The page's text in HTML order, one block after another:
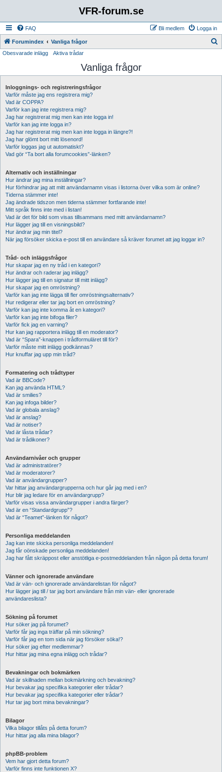
VFR-forum.se
FAQ Logga in
Bli medlem
Forumindex Vanliga frågor
Obesvarade inlägg Aktiva trådar
Vanliga frågor
Inloggnings- och registreringsfrågor
Varför måste jag ens registrera mig?
Vad är COPPA?
Varför kan jag inte registrera mig?
Jag har registrerat mig men kan inte logga in!
Varför kan jag inte logga in?
Jag har registrerat mig men kan inte logga in längre?!
Jag har glömt bort mitt lösenord!
Varför loggas jag ut automatiskt?
Vad gör “Ta bort alla forumcookies”-länken?
Alternativ och inställningar
Hur ändrar jag mina inställningar?
Hur förhindrar jag att mitt användarnamn visas i listorna över vilka som är online?
Tiderna stämmer inte!
Jag ändrade tidszon men tiderna stämmer fortfarande inte!
Mitt språk finns inte med i listan!
Vad är det för bild som visas tillsammans med mitt användarnamn?
Hur lägger jag till en visningsbild?
Hur ändrar jag min titel?
När jag försöker skicka e-post till en användare så kräver forumet att jag loggar in?
Tråd- och inläggsfrågor
Hur skapar jag en ny tråd i en kategori?
Hur ändrar och raderar jag inlägg?
Hur lägger jag till en signatur till mitt inlägg?
Hur skapar jag en omröstning?
Varför kan jag inte lägga till fler omröstningsalternativ?
Hur redigerar eller tar jag bort en omröstning?
Varför kan jag inte komma åt en kategori?
Varför kan jag inte bifoga filer?
Varför fick jag en varning?
Hur kan jag rapportera inlägg till en moderator?
Vad är “Spara”-knappen i trådformuläret till för?
Varför måste mitt inlägg godkännas?
Hur knuffar jag upp min tråd?
Formatering och trådtyper
Vad är BBCode?
Kan jag använda HTML?
Vad är smilies?
Kan jag infoga bilder?
Vad är globala anslag?
Vad är anslag?
Vad är notiser?
Vad är låsta trådar?
Vad är trådikoner?
Användarnivåer och grupper
Vad är administratörer?
Vad är moderatorer?
Vad är användargrupper?
Var hittar jag användargrupperna och hur går jag med i en?
Hur blir jag ledare för en användargrupp?
Varför visas vissa användargrupper i andra färger?
Vad är en “Standardgrupp”?
Vad är “Teamet”-länken för något?
Personliga meddelanden
Jag kan inte skicka personliga meddelanden!
Jag får oönskade personliga meddelanden!
Jag har fått skräppost eller anstötliga e-postmeddelanden från någon på detta forum!
Vänner och ignorerade användare
Vad är vän- och ignorerade användarelistan för något?
Hur lägger jag till / tar jag bort användare från min vän- eller ignorerade
användareslista?
Sökning på forumet
Hur söker jag på forumet?
Varför får jag inga träffar på min sökning?
Varför får jag en tom sida när jag försöker söka!?
Hur söker jag efter medlemmar?
Hur hittar jag mina egna inlägg och trådar?
Bevakningar och bokmärken
Vad är skillnaden mellan bokmärkning och bevakning?
Hur bevakar jag specifika kategorier eller trådar?
Hur bevakar jag specifika kategorier eller trådar?
Hur tar jag bort mina bevakningar?
Bilagor
Vilka bilagor tillåts på detta forum?
Hur hittar jag alla mina bilagor?
phpBB-problem
Vem har gjort detta forum?
Varför finns inte funktionen X?